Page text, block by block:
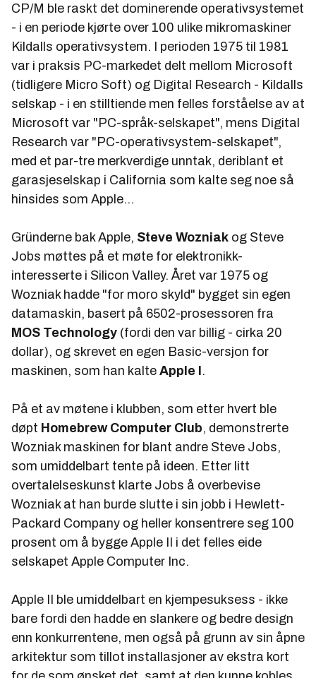
CP/M ble raskt det dominerende operativsystemet
- i en periode kjørte over 100 ulike mikromaskiner
Kildalls operativsystem. I perioden 1975 til 1981
var i praksis PC-markedet delt mellom Microsoft
(tidligere Micro Soft) og Digital Research - Kildalls
selskap - i en stilltiende men felles forståelse av at
Microsoft var "PC-språk-selskapet", mens Digital
Research var "PC-operativsystem-selskapet",
med et par-tre merkverdige unntak, deriblant et
garasjeselskap i California som kalte seg noe så
hinsides som Apple...
Gründerne bak Apple, Steve Wozniak og Steve
Jobs møttes på et møte for elektronikk-
interesserte i Silicon Valley. Året var 1975 og
Wozniak hadde "for moro skyld" bygget sin egen
datamaskin, basert på 6502-prosessoren fra
MOS Technology (fordi den var billig - cirka 20
dollar), og skrevet en egen Basic-versjon for
maskinen, som han kalte Apple I.
På et av møtene i klubben, som etter hvert ble
døpt Homebrew Computer Club, demonstrerte
Wozniak maskinen for blant andre Steve Jobs,
som umiddelbart tente på ideen. Etter litt
overtalelseskunst klarte Jobs å overbevise
Wozniak at han burde slutte i sin jobb i Hewlett-
Packard Company og heller konsentrere seg 100
prosent om å bygge Apple II i det felles eide
selskapet Apple Computer Inc.
Apple II ble umiddelbart en kjempesuksess - ikke
bare fordi den hadde en slankere og bedre design
enn konkurrentene, men også på grunn av sin åpne
arkitektur som tillot installasjoner av ekstra kort